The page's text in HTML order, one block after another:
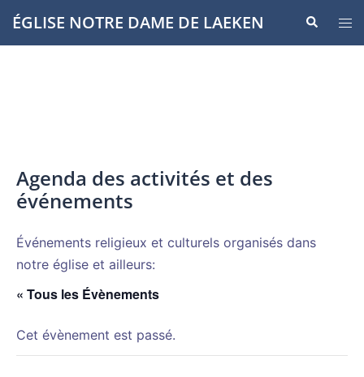
Aller
auÉGLISE NOTRE DAME DE LAEKEN
le
Agenda des activités et des
événements
Événements religieux et culturels organisés dans
notre église et ailleurs:
« Tous les Évènements
Cet évènement est passé.